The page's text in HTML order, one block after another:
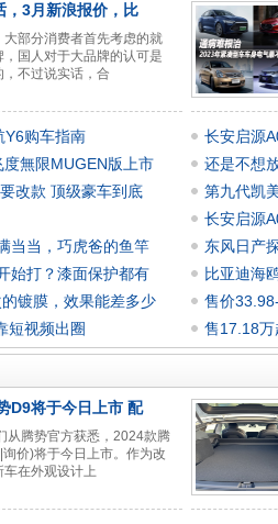
，3月新浪报价，比
大部分消费者首先考虑的就
，国人对于大品牌的认可是
，不过说实话，合
Y6购车指南
度無限MUGEN版上市
改款 顶级豪车到底
当当，巧虎爸的鱼竿
始打？漆面保护都有
镀膜，效果能差多少
短视频出圈
长安启源
还是不想
第九代凯
长安启源
东风日产
比亚迪海
售价
售17.18
D9将于今日上市 配
从腾势官方获悉，2024款腾
价)将于今日上市。作为改
车在外观设计上